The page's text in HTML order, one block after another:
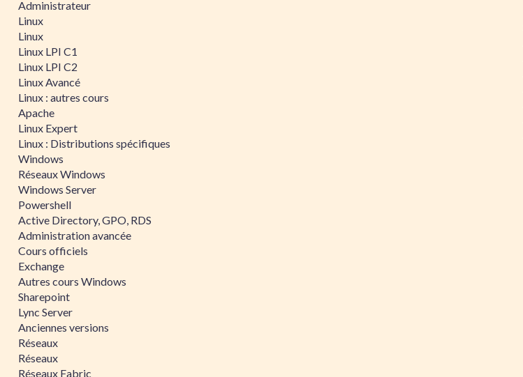
Administrateur
Linux
Linux
Linux LPI C1
Linux LPI C2
Linux Avancé
Linux : autres cours
Apache
Linux Expert
Linux : Distributions spécifiques
Windows
Réseaux Windows
Windows Server
Powershell
Active Directory, GPO, RDS
Administration avancée
Cours officiels
Exchange
Autres cours Windows
Sharepoint
Lync Server
Anciennes versions
Réseaux
Réseaux
Réseaux Fabric